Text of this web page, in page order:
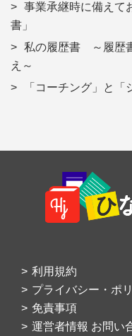
事業承継時に備えて
書」
私の履歴書 ～履歴
え～
「コーチング」と「
Footer
利用規約
プライバシー・ポ
免責事項
運営者情報 お問い